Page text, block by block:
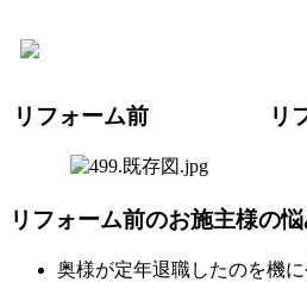
リフォーム前 リ
リフォーム前のお施主様の
奥様が定年退職したのを機